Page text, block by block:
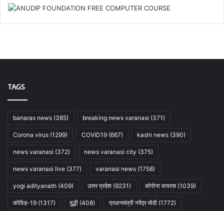
TAGS
banaras news (385) breaking news varanasi (371)
Corona virus (1299) COVID19 (667) kashi news (390)
news varanasi (372) news varanasi city (375)
news varanasi live (377) varanasi news (1758)
yogi adityanath (409) उत्तर प्रदेश (9231) कोरोना वायरस (1039)
कोविड-19 (1317) दुद्धी (408) प्रधानमंत्री नरेंद्र मोदी (1772)